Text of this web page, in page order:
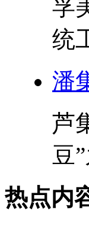
孚
统
潘
芦
豆
热点内